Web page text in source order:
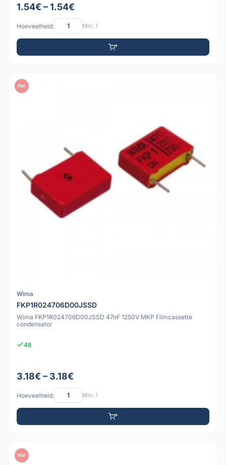
1.54€ – 1.54€
Hoeveelheid: Min: 1
PDF
Wima
FKP1R024706D00JSSD
Wima FKP1R024706D00JSSD 47nF 1250V MKP Filmcassette
condensator
48
3.18€ – 3.18€
Hoeveelheid: Min: 1
PDF